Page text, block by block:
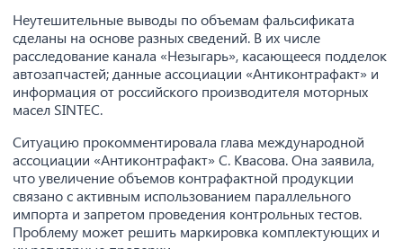
Неутешительные выводы по объемам фальсификата
сделаны на основе разных сведений. В их числе
расследование канала «Незыгарь», касающееся подделок
автозапчастей; данные ассоциации «Антиконтрафакт» и
информация от российского производителя моторных
масел SINTEC.
Ситуацию прокомментировала глава международной
ассоциации «Антиконтрафакт» С. Квасова. Она заявила,
что увеличение объемов контрафактной продукции
связано с активным использованием параллельного
импорта и запретом проведения контрольных тестов.
Проблему может решить маркировка комплектующих и